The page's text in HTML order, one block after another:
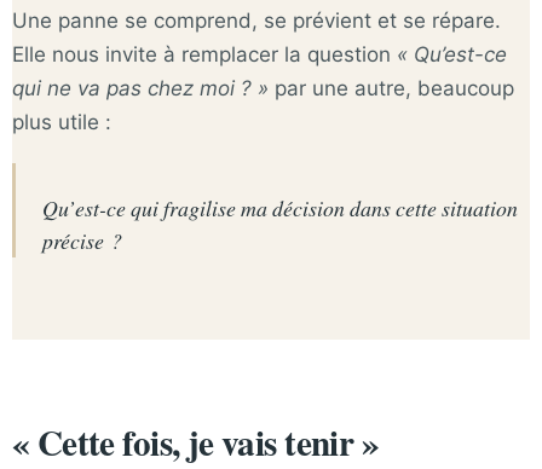
Une panne se comprend, se prévient et se répare.
Elle nous invite à remplacer la question « Qu’est-ce
qui ne va pas chez moi ? » par une autre, beaucoup
plus utile :
Qu’est-ce qui fragilise ma décision dans cette situation
précise ?
« Cette fois, je vais tenir »